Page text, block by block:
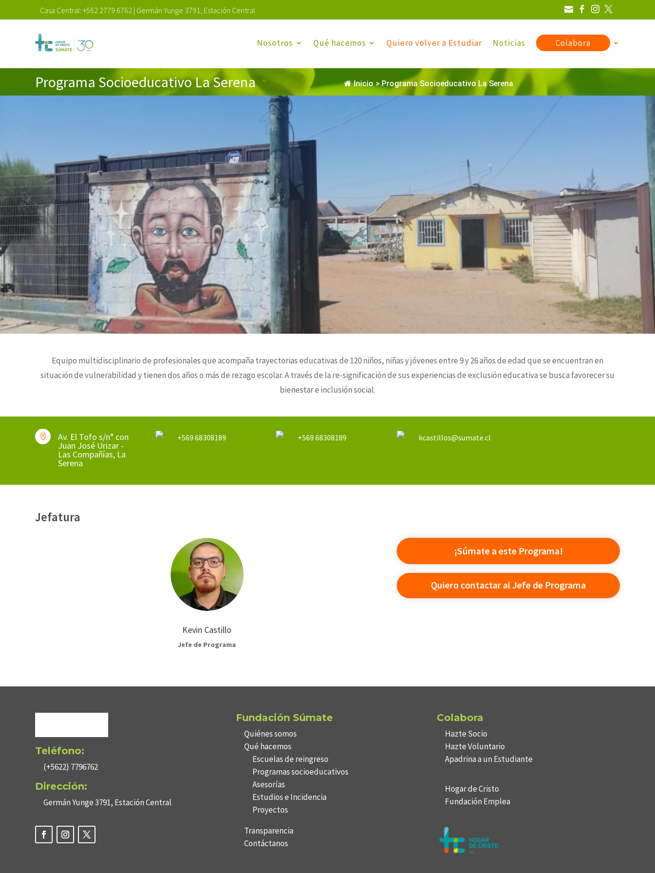
Casa Central: +562 2779 6762 | Germán Yunge 3791, Estación Central    
Nosotros Qué hacemos Quiero volver a Estudiar Noticias Colabora
Programa Socioeducativo La Serena Inicio > Programa Socioeducativo La Serena
Equipo multidisciplinario de profesionales que acompaña trayectorias educativas de 120 niños, niñas y jóvenes entre 9 y 26 años de edad que se encuentran en
situación de vulnerabilidad y tienen dos años o más de rezago escolar. A través de la re-significación de sus experiencias de exclusión educativa se busca favorecer su
bienestar e inclusión social.
 Av. El Tofo s/n° con
Juan José Urizar -
Las Compañías, La
Serena
+569 68308189 +569 68308189 kcastillos@sumate.cl
Jefatura
Kevin Castillo
Jefe de Programa
¡Súmate a este Programa!
Quiero contactar al Jefe de Programa
Teléfono:
(+5622) 7796762
Dirección:
Germán Yunge 3791, Estación Central
Fundación Súmate
Quiénes somos
Qué hacemos
Escuelas de reingreso
Programas socioeducativos
Asesorías
Estudios e Incidencia
Proyectos
Transparencia
Contáctanos
Colabora
Hazte Socio
Hazte Voluntario
Apadrina a un Estudiante
Hogar de Cristo
Fundación Emplea